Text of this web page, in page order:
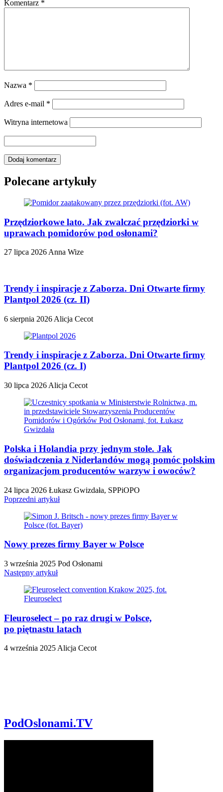
Komentarz *
Nazwa *
Adres e-mail *
Witryna internetowa
Polecane artykuły
Przędziorkowe lato. Jak zwalczać przędziorki w
uprawach pomidorów pod osłonami?
27 lipca 2026 Anna Wize
Trendy i inspiracje z Zaborza. Dni Otwarte firmy
Plantpol 2026 (cz. II)
6 sierpnia 2026 Alicja Cecot
Trendy i inspiracje z Zaborza. Dni Otwarte firmy
Plantpol 2026 (cz. I)
30 lipca 2026 Alicja Cecot
Polska i Holandia przy jednym stole. Jak
doświadczenia z Niderlandów mogą pomóc polskim
organizacjom producentów warzyw i owoców?
24 lipca 2026 Łukasz Gwizdała, SPPiOPO
Poprzedni artykuł
Nowy prezes firmy Bayer w Polsce
3 września 2025 Pod Osłonami
Następny artykuł
Fleuroselect – po raz drugi w Polsce,
po piętnastu latach
4 września 2025Alicja Cecot
PodOslonami.TV